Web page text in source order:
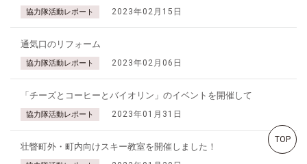
協力隊活動レポート 2023年02月15日
通気口のリフォーム
協力隊活動レポート 2023年02月06日
「チーズとコーヒーとバイオリン」のイベントを開催して
協力隊活動レポート 2023年01月31日
壮瞥町外・町内向けスキー教室を開催しました！
TOP